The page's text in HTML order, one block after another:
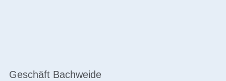
Geschäft Bachweide